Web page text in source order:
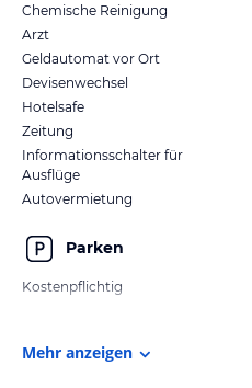
Chemische Reinigung
Arzt
Geldautomat vor Ort
Devisenwechsel
Hotelsafe
Zeitung
Informationsschalter für
Ausflüge
Autovermietung
Parken
Kostenpflichtig
Mehr anzeigen